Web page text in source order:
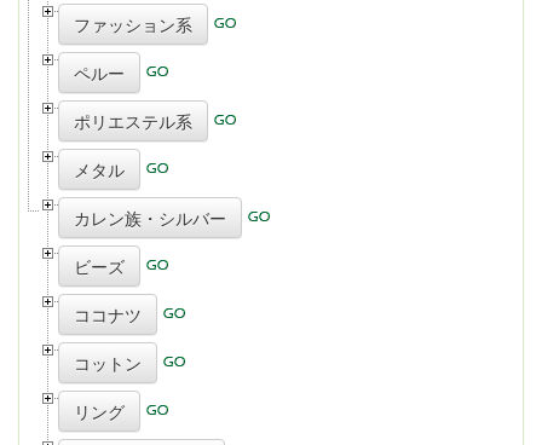
ファッション系
ペルー
ポリエステル系
メタル
カレン族・シルバー
ビーズ
ココナツ
コットン
リング